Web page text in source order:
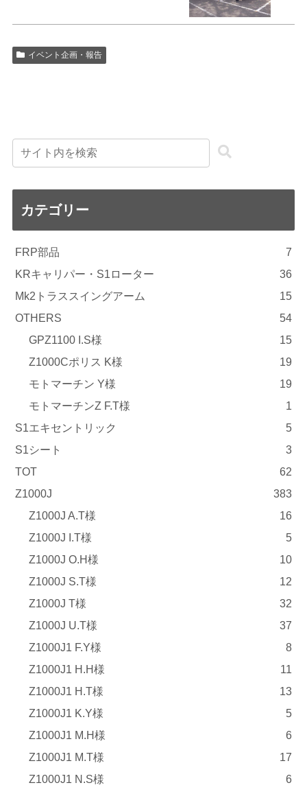
イベント企画・報告
カテゴリー
FRP部品
7
KRキャリパー・S1ローター
36
Mk2トラススイングアーム
15
OTHERS
54
GPZ1100 I.S様
15
Z1000Cポリス K様
19
モトマーチン Y様
19
モトマーチンZ F.T様
1
S1エキセントリック
5
S1シート
3
TOT
62
Z1000J
383
Z1000J A.T様
16
Z1000J I.T様
5
Z1000J O.H様
10
Z1000J S.T様
12
Z1000J T様
32
Z1000J U.T様
37
Z1000J1 F.Y様
8
Z1000J1 H.H様
11
Z1000J1 H.T様
13
Z1000J1 K.Y様
5
Z1000J1 M.H様
6
Z1000J1 M.T様
17
Z1000J1 N.S様
6